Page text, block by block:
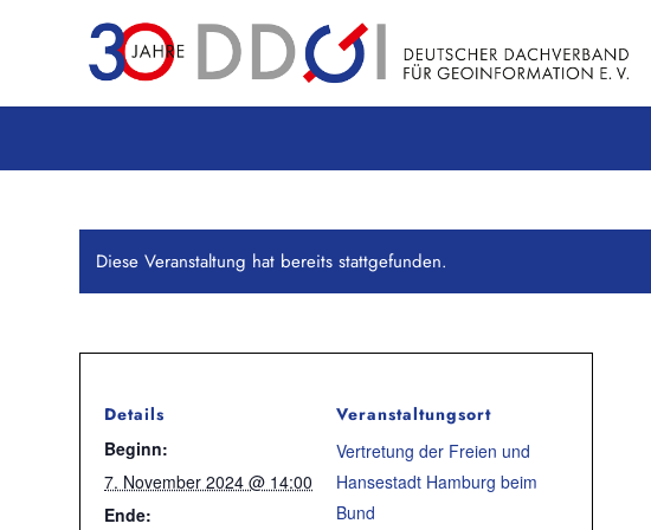
Diese Veranstaltung hat bereits stattgefunden.
Details
Beginn:
7. November 2024 @ 14:00
Ende:
Veranstaltungsort
Vertretung der Freien und
Hansestadt Hamburg beim
Bund